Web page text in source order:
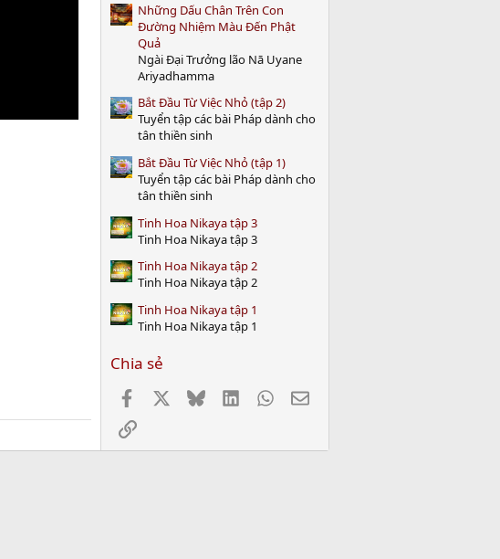
Những Dấu Chân Trên Con
Đường Nhiệm Màu Đến Phật
Quả
Ngài Đại Trưởng lão Nā Uyane
Ariyadhamma
Bắt Đầu Từ Việc Nhỏ (tập 2)
Tuyển tập các bài Pháp dành cho
tân thiền sinh
Bắt Đầu Từ Việc Nhỏ (tập 1)
Tuyển tập các bài Pháp dành cho
tân thiền sinh
Tinh Hoa Nikaya tập 3
Tinh Hoa Nikaya tập 3
Tinh Hoa Nikaya tập 2
Tinh Hoa Nikaya tập 2
Tinh Hoa Nikaya tập 1
Tinh Hoa Nikaya tập 1
Chia sẻ
Facebook Bluesky LinkedInWhatsApp
Email
Link